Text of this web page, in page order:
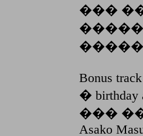
���
Bonus track
�
��� ��
Asako